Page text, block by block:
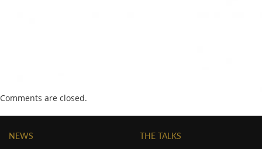
Comments are closed.
NEWS
THE TALKS